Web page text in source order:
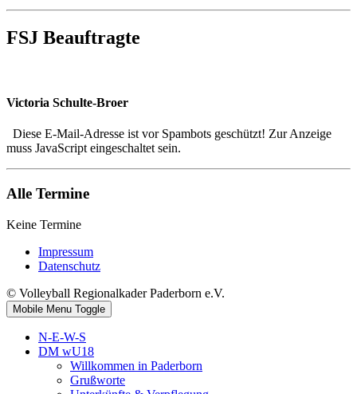
FSJ Beauftragte
Victoria Schulte-Broer
Diese E-Mail-Adresse ist vor Spambots geschützt! Zur Anzeige
muss JavaScript eingeschaltet sein.
Alle Termine
Keine Termine
Impressum
Datenschutz
© Volleyball Regionalkader Paderborn e.V.
Mobile Menu Toggle
N-E-W-S
DM wU18
Willkommen in Paderborn
Grußworte